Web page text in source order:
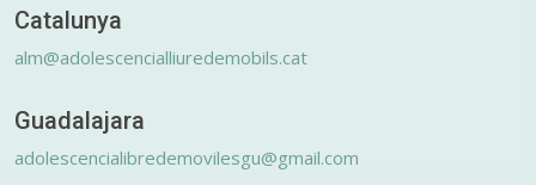
Catalunya
alm@adolescencialliuredemobils.cat
Guadalajara
adolescencialibredemovilesgu@gmail.com